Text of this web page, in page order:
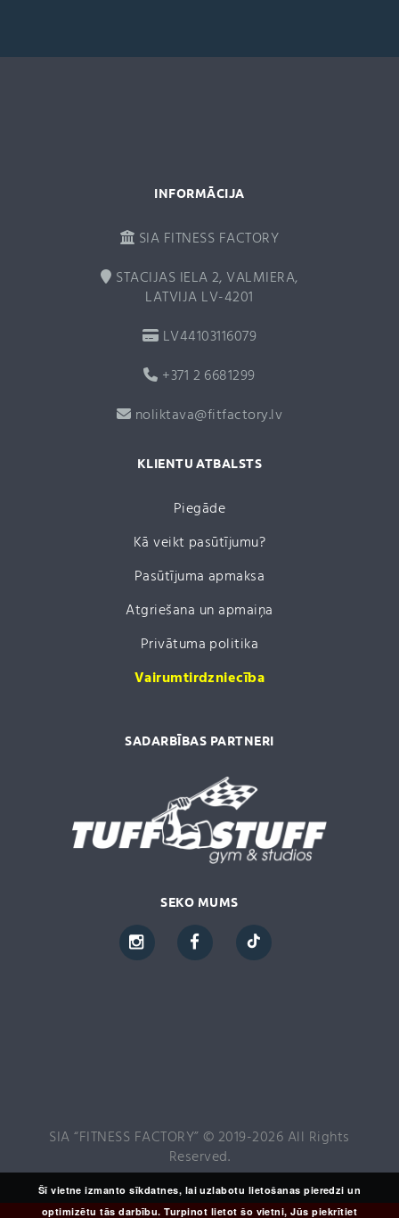
t
INFORMĀCIJA
SIA FITNESS FACTORY
STACIJAS IELA 2, VALMIERA,
LATVIJA LV-4201
LV44103116079
+371 2 6681299
noliktava@fitfactory.lv
KLIENTU ATBALSTS
Piegāde
Kā veikt pasūtījumu?
Pasūtījuma apmaksa
Atgriešana un apmaiņa
Privātuma politika
Vairumtirdzniecība
SADARBĪBAS PARTNERI
SEKO MUMS
SIA “FITNESS FACTORY” © 2019-2026 All Rights
Reserved.
Šī vietne izmanto sīkdatnes, lai uzlabotu lietošanas pieredzi un
optimizētu tās darbību. Turpinot lietot šo vietni, Jūs piekrītiet